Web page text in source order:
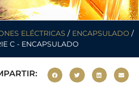
ELÉCTRICAS / ENCAPSULADO /
C - ENCAPSULADO